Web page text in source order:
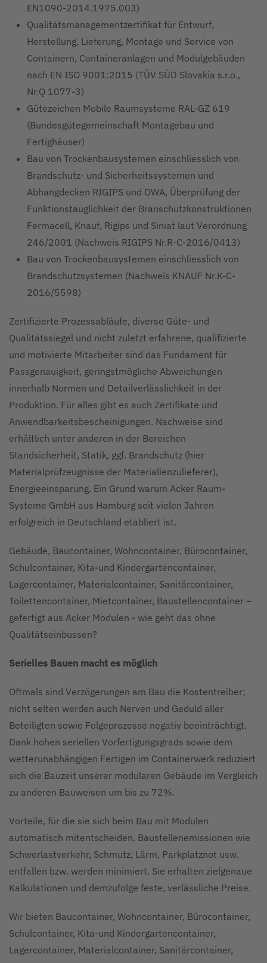
EN1090-2014.1975.003)
Qualitätsmanagementzertifikat für Entwurf,
Herstellung, Lieferung, Montage und Service von
Containern, Containeranlagen und Modulgebäuden
nach EN ISO 9001:2015 (TÜV SÜD Slovakia s.r.o.,
Nr.Q 1077-3)
Gütezeichen Mobile Raumsysteme RAL-GZ 619
(Bundesgütegemeinschaft Montagebau und
Fertighäuser)
Bau von Trockenbausystemen einschliesslich von
Brandschutz- und Sicherheitssystemen und
Abhangdecken RIGIPS und OWA, Überprüfung der
Funktionstauglichkeit der Branschutzkonstruktionen
Fermacell, Knauf, Rigips und Siniat laut Verordnung
246/2001 (Nachweis RIGIPS Nr.R-C-2016/0413)
Bau von Trockenbausystemen einschliesslich von
Brandschutzsystemen (Nachweis KNAUF Nr.K-C-
2016/5598)
Zertifizierte Prozessabläufe, diverse Güte- und
Qualitätssiegel und nicht zuletzt erfahrene, qualifizierte
und motivierte Mitarbeiter sind das Fundament für
Passgenauigkeit, geringstmögliche Abweichungen
innerhalb Normen und Detailverlässlichkeit in der
Produktion. Für alles gibt es auch Zertifikate und
Anwendbarkeitsbescheinigungen. Nachweise sind
erhältlich unter anderen in der Bereichen
Standsicherheit, Statik, ggf. Brandschutz (hier
Materialprüfzeugnisse der Materialienzulieferer),
Energieeinsparung. Ein Grund warum Acker Raum-
Systeme GmbH aus Hamburg seit vielen Jahren
erfolgreich in Deutschland etabliert ist.
Gebäude, Baucontainer, Wohncontainer, Bürocontainer,
Schulcontainer, Kita-und Kindergartencontainer,
Lagercontainer, Materialcontainer, Sanitärcontainer,
Toilettencontainer, Mietcontainer, Baustellencontainer –
gefertigt aus Acker Modulen - wie geht das ohne
Qualitätseinbussen?
Serielles Bauen macht es möglich
Oftmals sind Verzögerungen am Bau die Kostentreiber;
nicht selten werden auch Nerven und Geduld aller
Beteiligten sowie Folgeprozesse negativ beeinträchtigt.
Dank hohen seriellen Vorfertigungsgrads sowie dem
wetterunabhängigen Fertigen im Containerwerk reduziert
sich die Bauzeit unserer modularen Gebäude im Vergleich
zu anderen Bauweisen um bis zu 72%.
Vorteile, für die sie sich beim Bau mit Modulen
automatisch mitentscheiden. Baustellenemissionen wie
Schwerlastverkehr, Schmutz, Lärm, Parkplatznot usw.
entfallen bzw. werden minimiert. Sie erhalten zielgenaue
Kalkulationen und demzufolge feste, verlässliche Preise.
Wir bieten Baucontainer, Wohncontainer, Bürocontainer,
Schulcontainer, Kita-und Kindergartencontainer,
Lagercontainer, Materialcontainer, Sanitärcontainer,